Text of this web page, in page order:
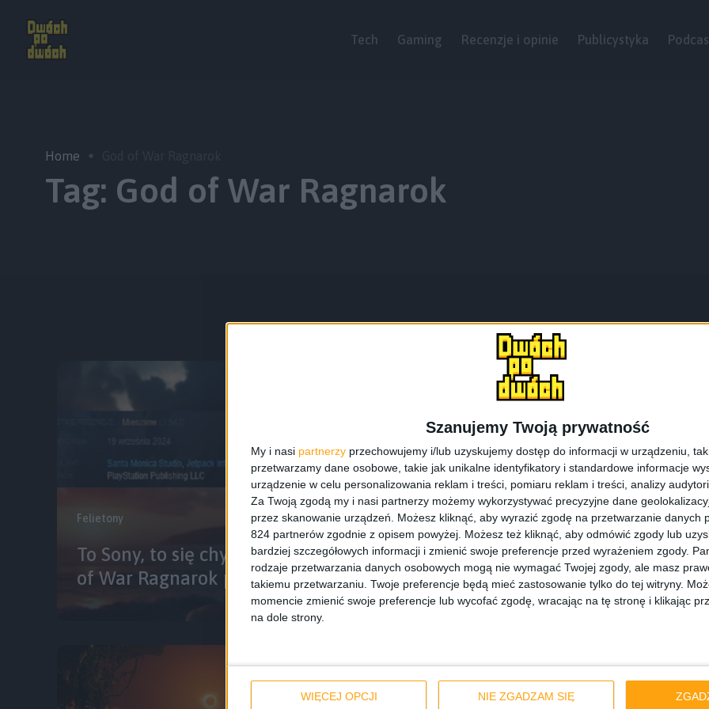
Szanujemy Twoją prywatność
My i nasi partnerzy przechowujemy i/lub uzyskujemy dostęp do informacji w urządzeniu,
przetwarzamy dane osobowe, takie jak unikalne identyfikatory i standardowe informacje
urządzenie w celu personalizowania reklam i treści, pomiaru reklam i treści, analizy
Za Twoją zgodą my i nasi partnerzy możemy wykorzystywać precyzyjne dane
przez skanowanie urządzeń. Możesz kliknąć, aby wyrazić zgodę na przetwarzanie danych
824 partnerów zgodnie z opisem powyżej. Możesz też kliknąć, aby odmówić zgody lub
bardziej szczegółowych informacji i zmienić swoje preferencje przed wyrażeniem zgody.
rodzaje przetwarzania danych osobowych mogą nie wymagać Twojej zgody, ale masz
takiemu przetwarzaniu. Twoje preferencje będą mieć zastosowanie tylko do tej witryny.
momencie zmienić swoje preferencje lub wycofać zgodę, wracając na tę stronę i klikając
na dole strony.
WIĘCEJ OPCJI NIE ZGADZAM SIĘ
Tech Gaming Recenzje i opinie Publicystyka
Home
Tag: God of War Ragnarok
Felietony
To Sony, to się chyba nigdy nie nauczy, czyli God
of War Ragnarok pod ostrzałem
Mamy do pogrania
Fallout 2 w 3D?
– Mamy do